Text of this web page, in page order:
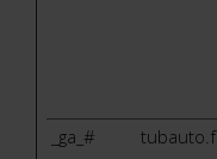
_ga_#
tubauto.f